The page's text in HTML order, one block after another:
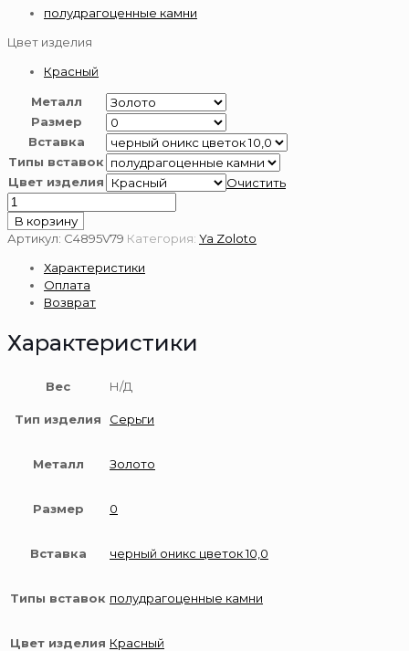
полудрагоценные камни
Цвет изделия
Красный
Металл
Размер
Вставка
Типы вставок
Цвет изделия
Очистить
Количество
товара
Серьги
золота
пробы
В корзину
Артикул: С4895V79 Категория: Ya Zoloto
Характеристики
Оплата
Возврат
Характеристики
Вес Н/Д
Тип изделия Серьги
Металл Золото
Размер 0
Вставка черный оникс цветок 10,0
Типы вставок полудрагоценные камни
Цвет изделия Красный